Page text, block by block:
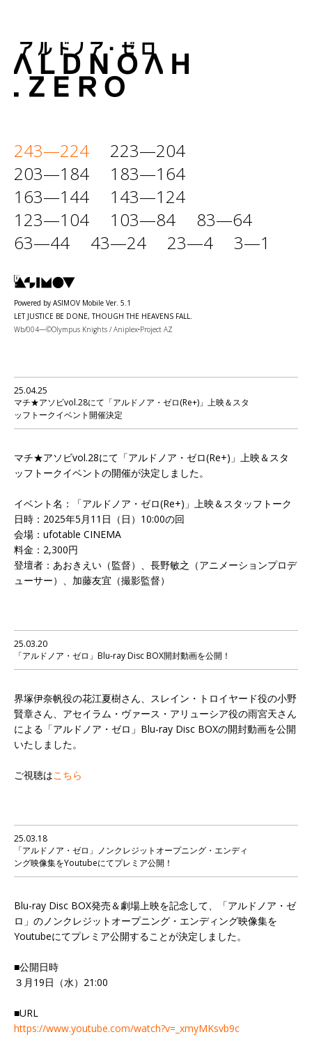
243—224
223—204
203—184
183—164
163—144
143—124
123—104
103—84
83—64
63—44
43—24 23—4 3—1
Powered by ASIMOV Mobile Ver. 5.1
LET JUSTICE BE DONE, THOUGH THE HEAVENS FALL.
Wb/004—©Olympus Knights / Aniplex•Project AZ
25.04.25
マチ★アソビvol.28にて「アルドノア・ゼロ(Re+)」上映＆スタ
ッフトークイベント開催決定
マチ★アソビvol.28にて「アルドノア・ゼロ(Re+)」上映＆スタ
ッフトークイベントの開催が決定しました。
イベント名：「アルドノア・ゼロ(Re+)」上映＆スタッフトーク
日時：2025年5月11日（日）10:00の回
会場：ufotable CINEMA
料金：2,300円
登壇者：あおきえい（監督）、長野敏之（アニメーションプロデ
ューサー）、加藤友宜（撮影監督）
25.03.20
「アルドノア・ゼロ」Blu-ray Disc BOX開封動画を公開！
界塚伊奈帆役の花江夏樹さん、スレイン・トロイヤード役の小野
賢章さん、アセイラム・ヴァース・アリューシア役の雨宮天さん
による「アルドノア・ゼロ」Blu-ray Disc BOXの開封動画を公開
いたしました。
ご視聴はこちら
25.03.18
「アルドノア・ゼロ」ノンクレジットオープニング・エンディ
ング映像集をYoutubeにてプレミア公開！
Blu-ray Disc BOX発売＆劇場上映を記念して、「アルドノア・ゼ
ロ」のノンクレジットオープニング・エンディング映像集を
Youtubeにてプレミア公開することが決定しました。
■公開日時
３月19日（水）21:00
■URL
https://www.youtube.com/watch?v=_xmyMKsvb9c